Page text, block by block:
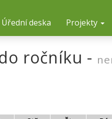
Úřední deska Projekty
ročníku -